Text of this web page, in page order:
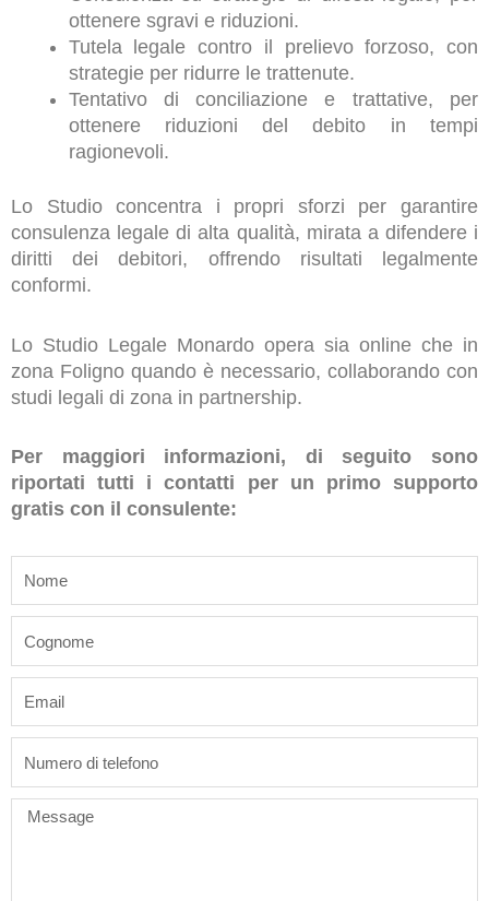
ottenere sgravi e riduzioni.
Tutela legale contro il prelievo forzoso, con
strategie per ridurre le trattenute.
Tentativo di conciliazione e trattative, per
ottenere riduzioni del debito in tempi
ragionevoli.
Lo Studio concentra i propri sforzi per garantire
consulenza legale di alta qualità, mirata a difendere i
diritti dei debitori, offrendo risultati legalmente
conformi.
Lo Studio Legale Monardo opera sia online che in
zona Foligno quando è necessario, collaborando con
studi legali di zona in partnership.
Per maggiori informazioni, di seguito sono
riportati tutti i contatti per un primo supporto
gratis con il consulente:
Message